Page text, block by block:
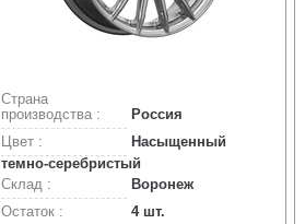
Страна
производства :
Россия
Цвет :
Насыщенный
темно-серебристый
Склад :
Воронеж
Остаток :
4 шт.